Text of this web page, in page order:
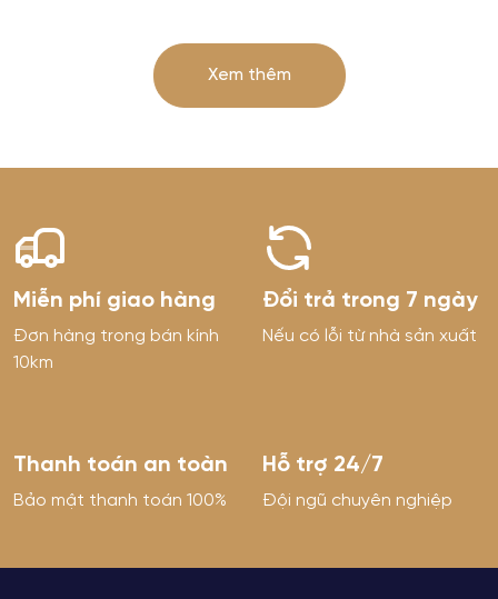
Xem thêm
Miễn phí giao hàng
Đơn hàng trong bán kính
10km
Đổi trả trong 7 ngày
Nếu có lỗi từ nhà sản xuất
Thanh toán an toàn
Bảo mật thanh toán 100%
Hỗ trợ 24/7
Đội ngũ chuyên nghiệp